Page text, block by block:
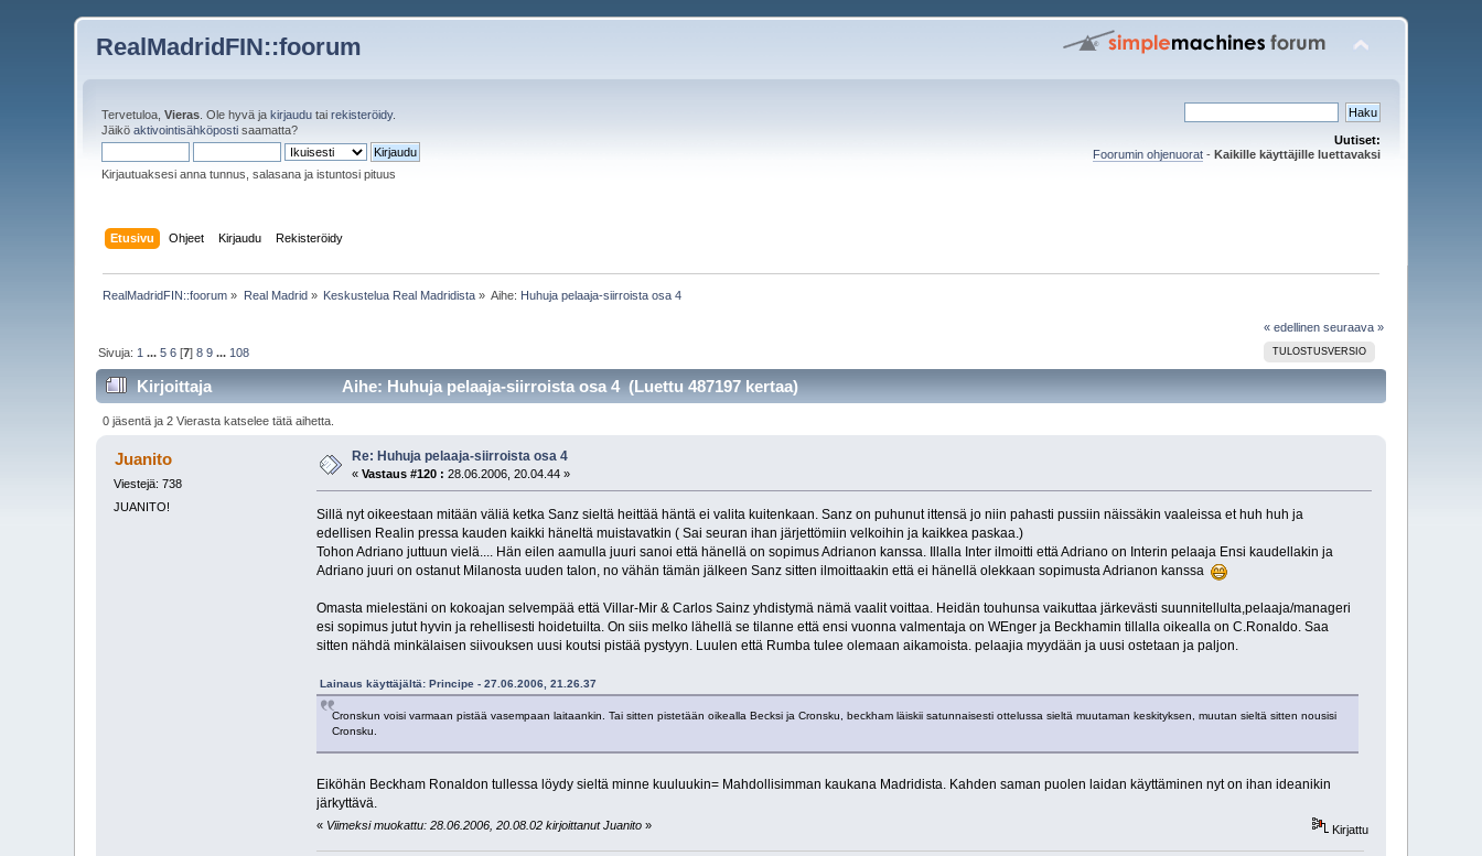
RealMadridFIN::foorum
Tervetuloa,Vieras . Ole hyvä jakirjaudu tairekisteröidy.
Jäiköaktivointisähköposti saamatta?
Kirjautuaksesi anna tunnus, salasana ja istuntosi pituus
Uutiset:
Foorumin ohjenuorat- Kaikille käyttäjille luettavaksi
Etusivu Ohjeet Kirjaudu Rekisteröidy
RealMadridFIN::foorum » Real Madrid» Keskustelua Real Madridista » Aihe: Huhuja pelaaja-siirroista osa 4
« edellinen seuraava »
TULOSTUSVERSIO
Sivuja: 1 ...5 6 [7]8 9 ... 108
Kirjoittaja Aihe: Huhuja pelaaja-siirroista osa 4 (Luettu 487197 kertaa)
0 jäsentä ja 2 Vierasta katselee tätä aihetta.
Juanito
Viestejä: 738
JUANITO!
Re: Huhuja pelaaja-siirroista osa 4
«Vastaus #120 : 28.06.2006, 20.04.44 »
Sillä nyt oikeestaan mitään väliä ketka Sanz sieltä heittää häntä ei valita kuitenkaan. Sanz on puhunut ittensä jo niin pahasti pussiin näissäkin vaaleissa et huh huh ja
edellisen Realin pressa kauden kaikki häneltä muistavatkin ( Sai seuran ihan järjettömiin velkoihin ja kaikkea paskaa.)
Tohon Adriano juttuun vielä.... Hän eilen aamulla juuri sanoi että hänellä on sopimus Adrianon kanssa. Illalla Inter ilmoitti että Adriano on Interin pelaaja Ensi kaudellakin ja
Adriano juuri on ostanut Milanosta uuden talon, no vähän tämän jälkeen Sanz sitten ilmoittaakin että ei hänellä olekkaan sopimusta Adrianon kanssa
Omasta mielestäni on kokoajan selvempää että Villar-Mir & Carlos Sainz yhdistymä nämä vaalit voittaa. Heidän touhunsa vaikuttaa järkevästi suunnitellulta,pelaaja/manageri
esi sopimus jutut hyvin ja rehellisesti hoidetuilta. On siis melko lähellä se tilanne että ensi vuonna valmentaja on WEnger ja Beckhamin tillalla oikealla on C.Ronaldo. Saa
sitten nähdä minkälaisen siivouksen uusi koutsi pistää pystyyn. Luulen että Rumba tulee olemaan aikamoista. pelaajia myydään ja uusi ostetaan ja paljon.
Lainaus käyttäjältä: Principe - 27.06.2006, 21.26.37
Cronskun voisi varmaan pistää vasempaan laitaankin. Tai sitten pistetään oikealla Becksi ja Cronsku, beckham läiskii satunnaisesti ottelussa sieltä muutaman keskityksen, muutan sieltä sitten nousisi
Cronsku.
Eiköhän Beckham Ronaldon tullessa löydy sieltä minne kuuluukin= Mahdollisimman kaukana Madridista. Kahden saman puolen laidan käyttäminen nyt on ihan ideanikin
järkyttävä.
« Viimeksi muokattu: 28.06.2006, 20.08.02 kirjoittanut Juanito» Kirjattu